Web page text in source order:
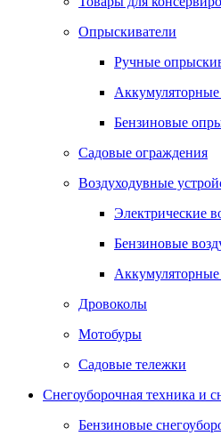
Опрыскиватели
Ручные
Бензиновые
Садовые ограждения
Воздуходувные
Электрические
Бензиновые
Аккумуляторные
Дровоколы
Мотобуры
Садовые тележки
Снегоуборочная техника и
Бензиновые